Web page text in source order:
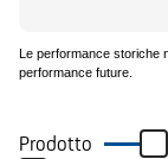
Le performance storiche
performance future.
Prodotto